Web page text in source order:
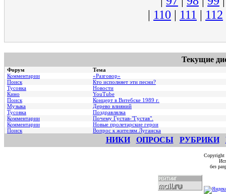
| 110 | 111 | 112
Текущие
Форум
Тема
Комментарии
«Разговор»
Поиск
Кто исполняет эти песни?
Тусовка
Новости
Кино
YouTube
Поиск
Концерт в Витебске 1989 г.
Музыка
Дерево влияний
Тусовка
Поздравлялка
Комментарии
Почему Густав-"Густав".
Комментарии
Hовые пролетарские герои
Поиск
Вопрос к жителям Луганска
НИКИ ОПРОСЫ РУБРИКИ
без